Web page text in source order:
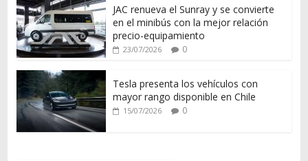
JAC renueva el Sunray y se convierte
en el minibús con la mejor relación
precio-equipamiento
23/07/2026 0
Tesla presenta los vehículos con
mayor rango disponible en Chile
15/07/2026 0